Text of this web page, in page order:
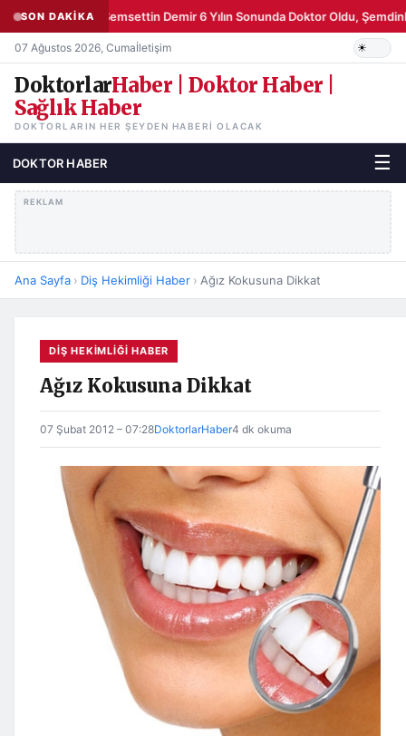
SON DAKİKA Şemsettin Demir 6 Yılın Sonunda Doktor Oldu,
07 Ağustos 2026, Cumaİletişim
DoktorlarHaber | Doktor Haber |
Sağlık Haber
DOKTORLARIN HER ŞEYDEN HABERI OLACAK
DOKTOR HABER ☰
REKLAM
Ana Sayfa › Diş Hekimliği Haber › Ağız Kokusuna Dikkat
DIŞ HEKIMLIĞI HABER
Ağız Kokusuna Dikkat
07 Şubat 2012 – 07:28DoktorlarHaber4 dk okuma